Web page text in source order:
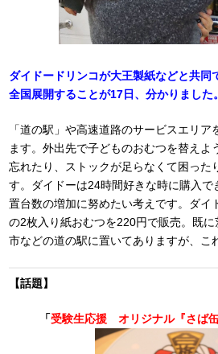
ダイドードリンコが大王製紙などと共同
全国展開することが17日、分かりました。
「道の駅」や高速道路のサービスエリ
ます。外出先で子どものおむつを替えよ
忘れたり、ストックが足らなくて困った
す。ダイドーは24時間好きな時に購入で
置台数の増加に努めたい考えです。ダイ
の2枚入り紙おむつを220円で販売。既
市などの道の駅に置いてありますが、こ
【話題】
「受験生応援 オリジナル『さば